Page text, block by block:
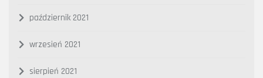
październik 2021
wrzesień 2021
sierpień 2021